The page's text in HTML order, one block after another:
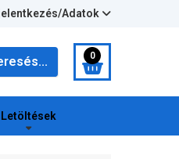
Adatok
0
Letöltések